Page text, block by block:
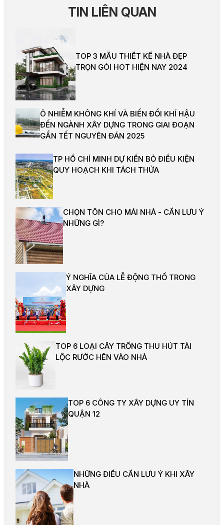
TIN LIÊN QUAN
TOP 3 MẪU THIẾT KẾ NHÀ ĐẸP
TRỌN GÓI HOT HIỆN NAY 2024
Ô NHIỄM KHÔNG KHÍ VÀ BIẾN ĐỔI KHÍ HẬU
ĐẾN NGÀNH XÂY DỰNG TRONG GIAI ĐOẠN
GẦN TẾT NGUYÊN ĐÁN 2025
TP HỒ CHÍ MINH DỰ KIẾN BỎ ĐIỀU KIỆN
QUY HOẠCH KHI TÁCH THỬA
CHỌN TÔN CHO MÁI NHÀ - CẦN LƯU Ý
NHỮNG GÌ?
Ý NGHĨA CỦA LỄ ĐỘNG THỔ TRONG
XÂY DỰNG
TOP 6 LOẠI CÂY TRỒNG THU HÚT TÀI
LỘC RƯỚC HÊN VÀO NHÀ
TOP 6 CÔNG TY XÂY DỰNG UY TÍN
QUẬN 12
NHỮNG ĐIỀU CẦN LƯU Ý KHI XÂY
NHÀ